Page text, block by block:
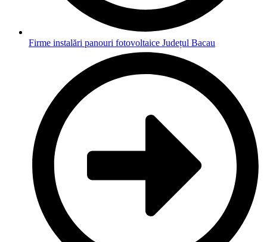
Firme instalări panouri fotovoltaice Județul Bacau